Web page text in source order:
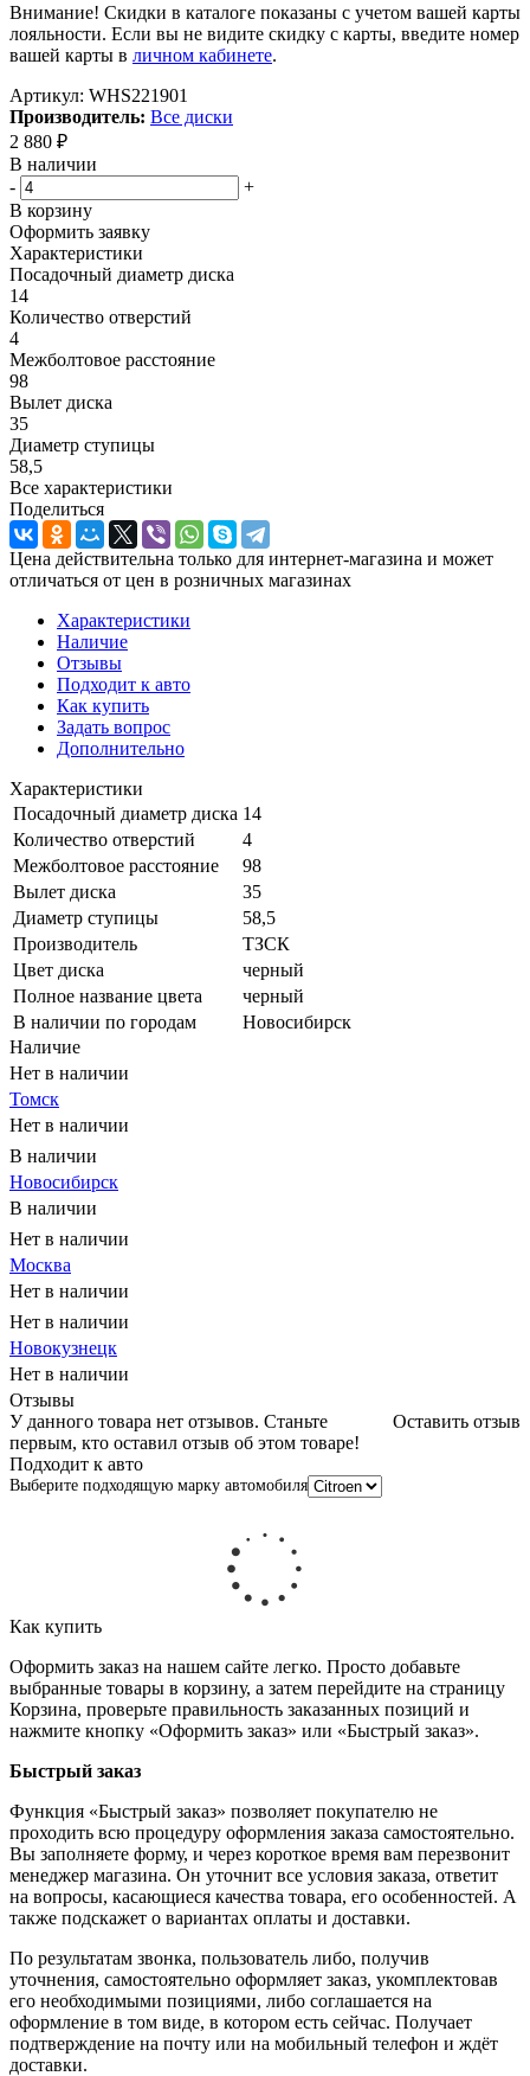
Внимание! Скидки в каталоге показаны с учетом вашей карты
лояльности. Если вы не видите скидку с карты, введите номер
вашей карты в личном кабинете.
Артикул: WHS221901
Производитель: Все диски
2 880 ₽
В наличии
-
+
В корзину
Оформить заявку
Характеристики
Посадочный диаметр диска
14
Количество отверстий
4
Межболтовое расстояние
98
Вылет диска
35
Диаметр ступицы
58,5
Все характеристики
Поделиться
Цена действительна только для интернет-магазина и может
отличаться от цен в розничных магазинах
Характеристики
Наличие
Отзывы
Подходит к авто
Как купить
Задать вопрос
Дополнительно
Характеристики
Посадочный диаметр диска 14
Количество отверстий
4
Межболтовое расстояние
98
Вылет диска
35
Диаметр ступицы
58,5
Производитель
ТЗСК
Цвет диска
черный
Полное название цвета
черный
В наличии по городам
Новосибирск
Наличие
Нет в наличии
Томск
Нет в наличии
В наличии
Новосибирск
В наличии
Нет в наличии
Москва
Нет в наличии
Нет в наличии
Новокузнецк
Нет в наличии
Отзывы
Оставить отзыв
У данного товара нет отзывов. Станьте
первым, кто оставил отзыв об этом товаре!
Подходит к авто
Выберите подходящую марку автомобиля
Как купить
Оформить заказ на нашем сайте легко. Просто добавьте
выбранные товары в корзину, а затем перейдите на страницу
Корзина, проверьте правильность заказанных позиций и
нажмите кнопку «Оформить заказ» или «Быстрый заказ».
Быстрый заказ
Функция «Быстрый заказ» позволяет покупателю не
проходить всю процедуру оформления заказа самостоятельно.
Вы заполняете форму, и через короткое время вам перезвонит
менеджер магазина. Он уточнит все условия заказа, ответит
на вопросы, касающиеся качества товара, его особенностей. А
также подскажет о вариантах оплаты и доставки.
По результатам звонка, пользователь либо, получив
уточнения, самостоятельно оформляет заказ, укомплектовав
его необходимыми позициями, либо соглашается на
оформление в том виде, в котором есть сейчас. Получает
подтверждение на почту или на мобильный телефон и ждёт
доставки.